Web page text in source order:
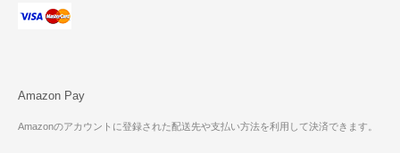
Amazon Pay
Amazonのアカウントに登録された配送先や支払い方法を利用して決済できます。